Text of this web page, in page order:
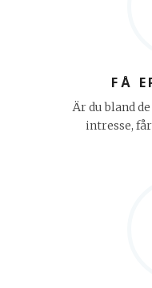
FÅ
Är du bland
intresse,